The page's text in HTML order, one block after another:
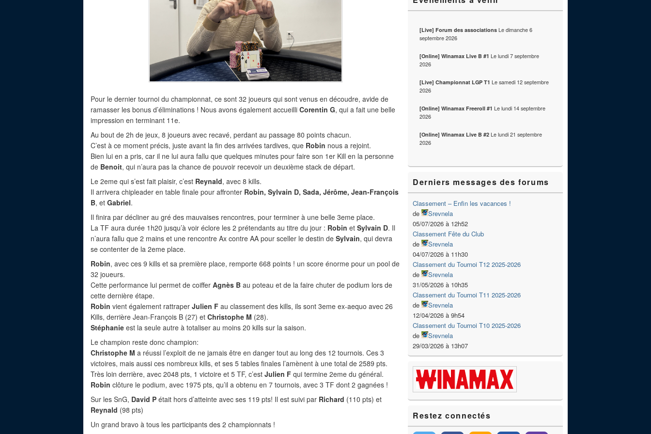
Pour le dernier tournoi du championnat, ce sont 32 joueurs qui sont venus en découdre, avide de
ramasser les bonus d’éliminations ! Nous avons également accueilli Corentin G, qui a fait une belle
impression en terminant 11e.
Au bout de 2h de jeux, 8 joueurs avec recavé, perdant au passage 80 points chacun.
C’est à ce moment précis, juste avant la fin des arrivées tardives, que Robin nous a rejoint.
Bien lui en a pris, car il ne lui aura fallu que quelques minutes pour faire son 1er Kill en la personne
de Benoit, qui n’aura pas la chance de pouvoir recevoir un deuxième stack de départ.
Le 2eme qui s’est fait plaisir, c’est Reynald, avec 8 kills.
Il arrivera chipleader en table finale pour affronter Robin, Sylvain D, Sada, Jérôme, Jean-François
B, et Gabriel.
Il finira par décliner au gré des mauvaises rencontres, pour terminer à une belle 3eme place.
La TF aura durée 1h20 jusqu’à voir éclore les 2 prétendants au titre du jour : Robin et Sylvain D. Il
n’aura fallu que 2 mains et une rencontre Ax contre AA pour sceller le destin de Sylvain, qui devra
se contenter de la 2eme place.
Robin, avec ces 9 kills et sa première place, remporte 668 points ! un score énorme pour un pool de
32 joueurs.
Cette performance lui permet de coiffer Agnès B au poteau et de la faire chuter de podium lors de
cette dernière étape.
Robin vient également rattraper Julien F au classement des kills, ils sont 3eme ex-aequo avec 26
Kills, derrière Jean-François B (27) et Christophe M (28).
Stéphanie est la seule autre à totaliser au moins 20 kills sur la saison.
Le champion reste donc champion:
Christophe M a réussi l’exploit de ne jamais être en danger tout au long des 12 tournois. Ces 3
victoires, mais aussi ces nombreux kills, et ses 5 tables finales l’amènent à une total de 2589 pts.
Très loin derrière, avec 2048 pts, 1 victoire et 5 TF, c’est Julien F qui termine 2eme du général.
Robin clôture le podium, avec 1975 pts, qu’il a obtenu en 7 tournois, avec 3 TF dont 2 gagnées !
Sur les SnG, David P était hors d’atteinte avec ses 119 pts! Il est suivi par Richard (110 pts) et
Reynald (98 pts)
Un grand bravo à tous les participants des 2 championnats !
[Live] Forum des associations Ledimanche 6
septembre 2026
[Online] Winamax Live B #1 Lelundi 7 septembre
2026
[Live] Championnat LGP T1 Lesamedi 12 septembre
2026
[Online] Winamax Freeroll #1 Lelundi 14 septembre
2026
[Online] Winamax Live B #2 Lelundi 21 septembre
2026
Derniers messages des forums
Classement – Enfin les vacances !
de
Srevnela
05/07/2026 à 12h52
Classement Fête du Club
de
Srevnela
04/07/2026 à 11h30
Classement du Tournoi T12 2025-2026
de
Srevnela
31/05/2026 à 10h35
Classement du Tournoi T11 2025-2026
de
Srevnela
12/04/2026 à 9h54
Classement du Tournoi T10 2025-2026
de
Srevnela
29/03/2026 à 13h07
Restez connectés